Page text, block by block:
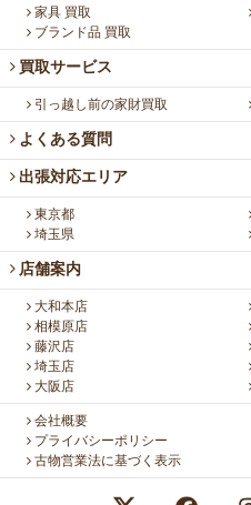
家具 買取
ブランド品 買取
買取サービス
引っ越し前の家財買取
よくある質問
出張対応エリア
東京都
埼玉県
店舗案内
大和本店
相模原店
藤沢店
埼玉店
大阪店
会社概要
プライバシーポリシー
古物営業法に基づく表示